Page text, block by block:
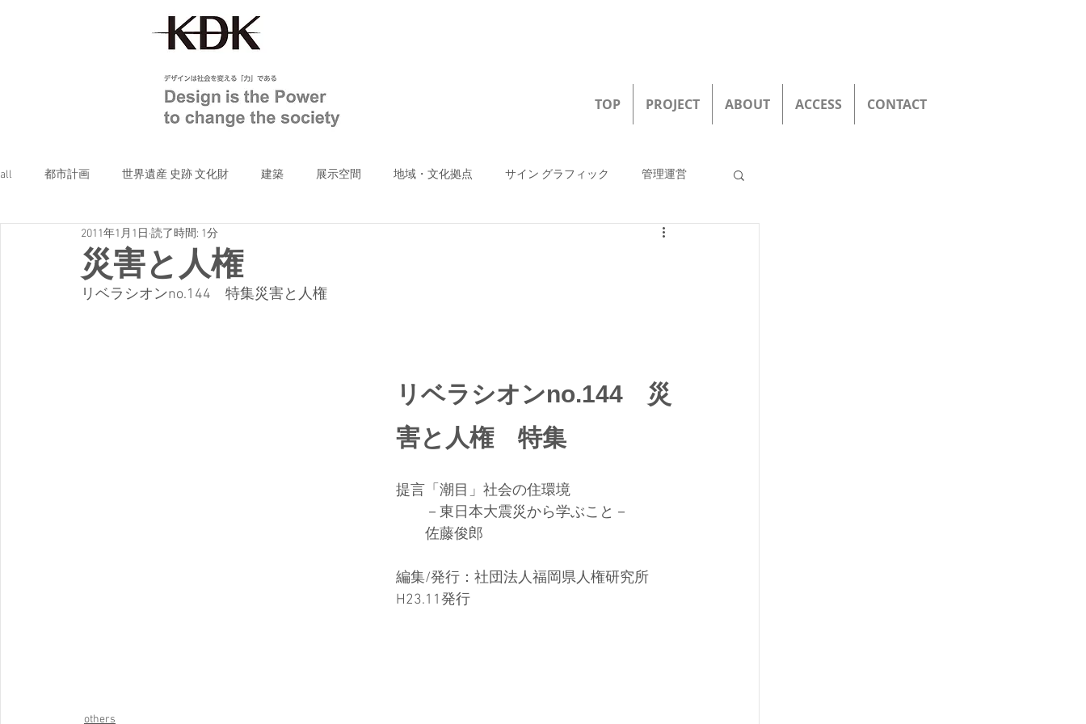
TOP PROJECT ABOUT ACCESS CONTACT
all 都市計画 世界遺産 史跡 文化財 建築 展示空間 地域・文化拠点 サイン グラフィック 管理運営
災害と人権
2011年1月1日 読了時間: 1分
リベラシオンno.144　特集災害と人権
リベラシオンno.144　災
害と人権　特集
提言「潮目」社会の住環境
－東日本大震災から学ぶこと－
佐藤俊郎
編集/発行：社団法人福岡県人権研究所
H23.11発行
others